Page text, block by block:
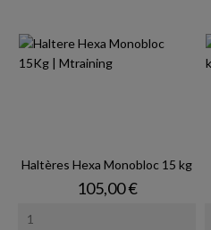
Haltères Hexa Monobloc 15 kg
Prix
105,00 €